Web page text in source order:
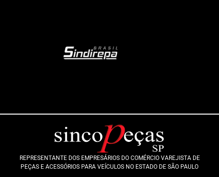
REPRESENTANTE DOS EMPRESÁRIOS DO COMÉRCIO VAREJISTA DE
PEÇAS E ACESSÓRIOS PARA VEÍCULOS NO ESTADO DE SÃO PAULO